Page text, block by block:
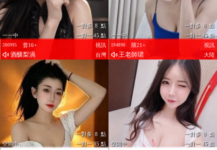
一一中
一對多 8 點
一對一 45 點
普16+
視訊
260995
酒釀梨渦 台灣
一一中
一對多 8 點
一對一 45 點
限21+
視訊
194896
王老師珺 大陸
空閒中
一對多 8 點
一對一 35 點
空閒中
一對多 8 點
一對一 45 點